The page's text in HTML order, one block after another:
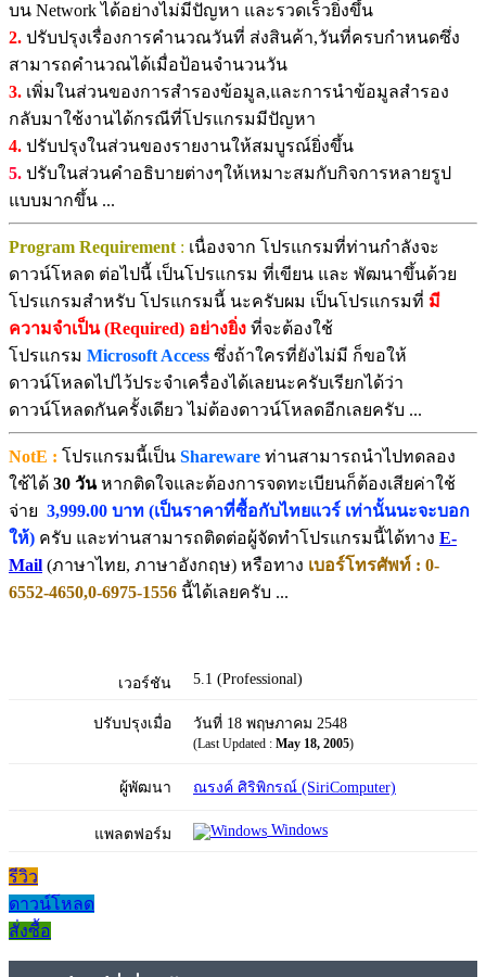
บน Network ได้อย่างไม่มีปัญหา และรวดเร็วยิ่งขึ้น
2. ปรับปรุงเรื่องการคำนวณวันที่ ส่งสินค้า,วันที่ครบกำหนดซึ่ง
สามารถคำนวณได้เมื่อป้อนจำนวนวัน
3. เพิ่มในส่วนของการสำรองข้อมูล,และการนำข้อมูลสำรอง
กลับมาใช้งานได้กรณีที่โปรแกรมมีปัญหา
4. ปรับปรุงในส่วนของรายงานให้สมบูรณ์ยิ่งขึ้น
5. ปรับในส่วนคำอธิบายต่างๆให้เหมาะสมกับกิจการหลายรูป
แบบมากขึ้น ...
Program Requirement: เนื่องจาก โปรแกรมที่ท่านกำลังจะ
ดาวน์โหลด ต่อไปนี้ เป็นโปรแกรม ที่เขียน และ พัฒนาขึ้นด้วย
โปรแกรมสำหรับ โปรแกรมนี้ นะครับผม เป็นโปรแกรมที่ มี
ความจำเป็น (Required) อย่างยิ่ง ที่จะต้องใช้
โปรแกรม Microsoft Access ซึ่งถ้าใครที่ยังไม่มี ก็ขอให้
ดาวน์โหลดไปไว้ประจำเครื่องได้เลยนะครับเรียกได้ว่า
ดาวน์โหลดกันครั้งเดียว ไม่ต้องดาวน์โหลดอีกเลยครับ ...
NotE : โปรแกรมนี้เป็น Shareware ท่านสามารถนำไปทดลอง
ใช้ได้ 30 วันหากติดใจและต้องการจดทะเบียนก็ต้องเสียค่าใช้
จ่าย 3,999.00 บาท (เป็นราคาที่ซื้อกับไทยแวร์ เท่านั้นนะจะบอก
ให้) ครับ และท่านสามารถติดต่อผู้จัดทำโปรแกรมนี้ได้ทาง E-
Mail (ภาษาไทย, ภาษาอังกฤษ) หรือทาง เบอร์โทรศัพท์ : 0-
6552-4650,0-6975-1556 นี้ได้เลยครับ ...
เวอร์ชัน 5.1 (Professional)
ปรับปรุงเมื่อ วันที่ 18 พฤษภาคม 2548
(Last Updated : May 18, 2005)
ผู้พัฒนา ณรงค์ ศิริพิกรณ์ (SiriComputer)
แพลตฟอร์ม Windows
รีวิว
ดาวน์โหลด
สั่งซื้อ